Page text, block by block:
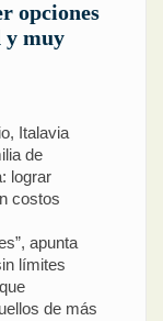
opciones
y muy
Italavia
de
lograr
costos
apunta
límites
de más